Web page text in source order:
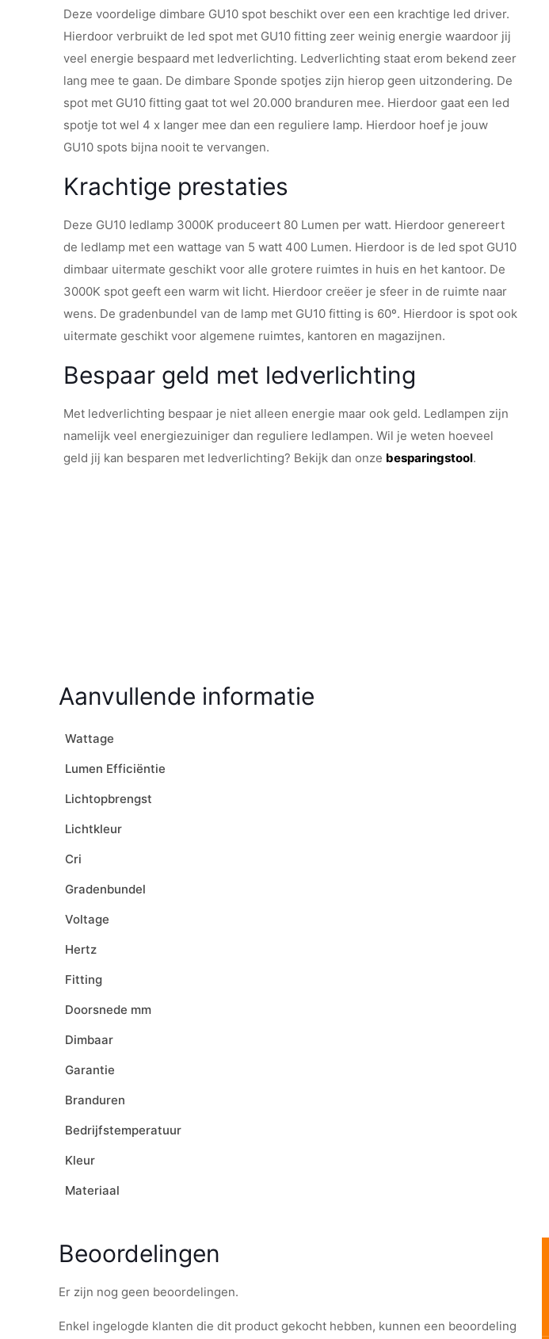
Deze voordelige dimbare GU10 spot beschikt over een een krachtige led driver.
Hierdoor verbruikt de led spot met GU10 fitting zeer weinig energie waardoor jij
veel energie bespaard met ledverlichting. Ledverlichting staat erom bekend zeer
lang mee te gaan. De dimbare Sponde spotjes zijn hierop geen uitzondering. De
spot met GU10 fitting gaat tot wel 20.000 branduren mee. Hierdoor gaat een led
spotje tot wel 4 x langer mee dan een reguliere lamp. Hierdoor hoef je jouw
GU10 spots bijna nooit te vervangen.
Krachtige prestaties
Deze GU10 ledlamp 3000K produceert 80 Lumen per watt. Hierdoor genereert
de ledlamp met een wattage van 5 watt 400 Lumen. Hierdoor is de led spot GU10
dimbaar uitermate geschikt voor alle grotere ruimtes in huis en het kantoor. De
3000K spot geeft een warm wit licht. Hierdoor creëer je sfeer in de ruimte naar
wens. De gradenbundel van de lamp met GU10 fitting is 60º. Hierdoor is spot ook
uitermate geschikt voor algemene ruimtes, kantoren en magazijnen.
Bespaar geld met ledverlichting
Met ledverlichting bespaar je niet alleen energie maar ook geld. Ledlampen zijn
namelijk veel energiezuiniger dan reguliere ledlampen. Wil je weten hoeveel
geld jij kan besparen met ledverlichting? Bekijk dan onze besparingstool.
Aanvullende informatie
Wattage
Lumen Efficiëntie
Lichtopbrengst
Lichtkleur
Cri
Gradenbundel
Voltage
Hertz
Fitting
Doorsnede mm
Dimbaar
Garantie
Branduren
Bedrijfstemperatuur
Kleur
Materiaal
Beoordelingen
Er zijn nog geen beoordelingen.
Enkel ingelogde klanten die dit product gekocht hebben, kunnen een beoordeling